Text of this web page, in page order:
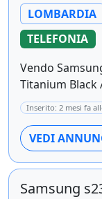
LOMBARDIA
TELEFONIA
Vendo
Titanium Black
Inserito: 2 mesi fa
VEDI
Samsung